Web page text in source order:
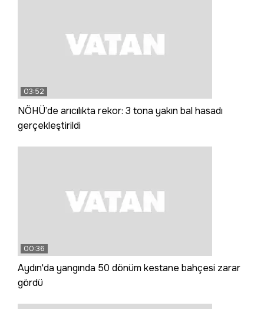
03:52
NÖHÜ’de arıcılıkta rekor: 3 tona yakın bal hasadı
gerçekleştirildi
00:36
Aydın'da yangında 50 dönüm kestane bahçesi zarar
gördü